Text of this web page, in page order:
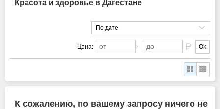
Красота и здоровье в Дагестане
По дате
Цена: – Ok
К сожалению, по вашему запросу ничего не